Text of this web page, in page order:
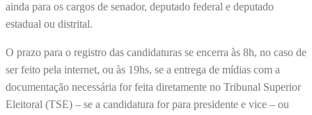
ainda para os cargos de senador, deputado federal e deputado
estadual ou distrital.
O prazo para o registro das candidaturas se encerra às 8h, no caso de
ser feito pela internet, ou às 19hs, se a entrega de mídias com a
documentação necessária for feita diretamente no Tribunal Superior
Eleitoral (TSE) – se a candidatura for para presidente e vice – ou